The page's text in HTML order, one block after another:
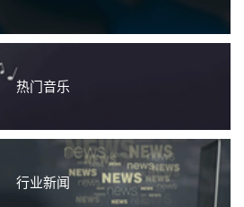
热门音乐
行业新闻